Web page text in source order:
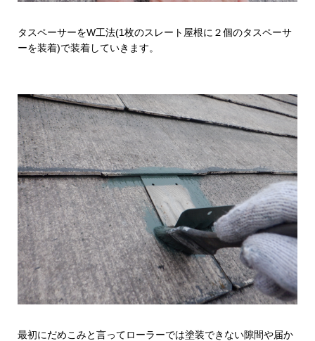
タスペーサーをW工法(1枚のスレート屋根に２個のタスペーサ
ーを装着)で装着していきます。
最初にだめこみと言ってローラーでは塗装できない隙間や届か